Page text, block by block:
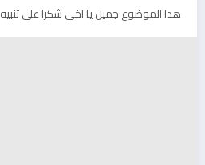
هدا الموضوع جميل يا اخي شكرا على تنبيه